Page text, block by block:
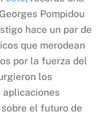
Pompidou
hace un par de
que merodean
por la fuerza del
los
aplicaciones
el futuro de